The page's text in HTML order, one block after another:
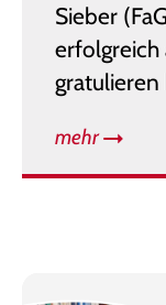
Sieber
erfolgreich
gratulieren
mehr